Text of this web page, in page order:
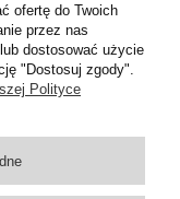
ofertę do Twoich
przez nas
dostosować użycie
"Dostosuj zgody".
Polityce